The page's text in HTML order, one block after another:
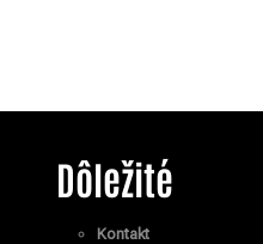
Dôležité
Kontakt